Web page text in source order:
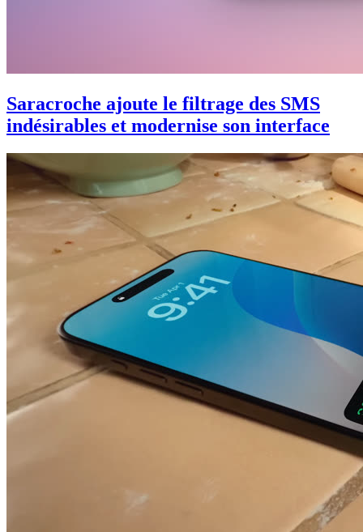
Saracroche ajoute le filtrage des SMS
indésirables et modernise son interface